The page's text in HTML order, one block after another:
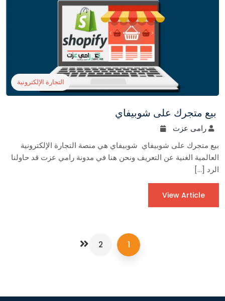
التجارة الإلكترونية
بيع متجرك على شوبيفاي
رامى عزت
بيع متجرك على شوبيفاي شوبيفاي هي منصة التجارة الإلكترونية
العالمية الغنية عن التعريف ونحن هنا في مدونة رامي عزت قد حاولنا
الرد […]
View Article
1
2